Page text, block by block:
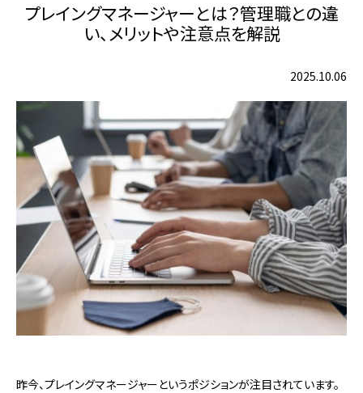
プレイングマネージャーとは？管理職との違
い、メリットや注意点を解説
2025.10.06
昨今、プレイングマネージャーというポジションが注目されています。